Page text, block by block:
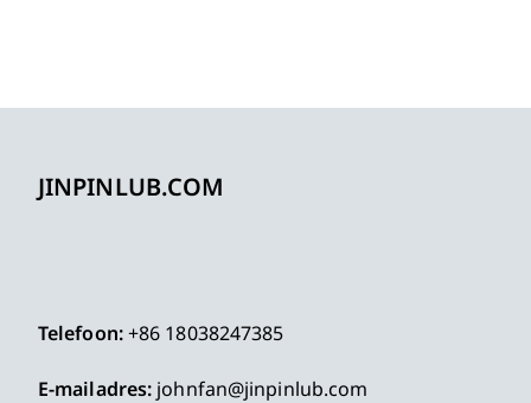
JINPINLUB.COM
Telefoon:+86 18038247385
E-mailadres: johnfan@jinpinlub.com